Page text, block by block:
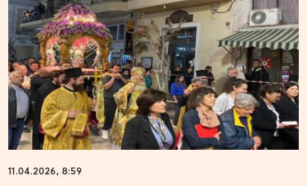
11.04.2026, 8:59